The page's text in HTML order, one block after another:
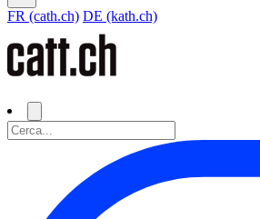
FR (cath.ch) DE (kath.ch)